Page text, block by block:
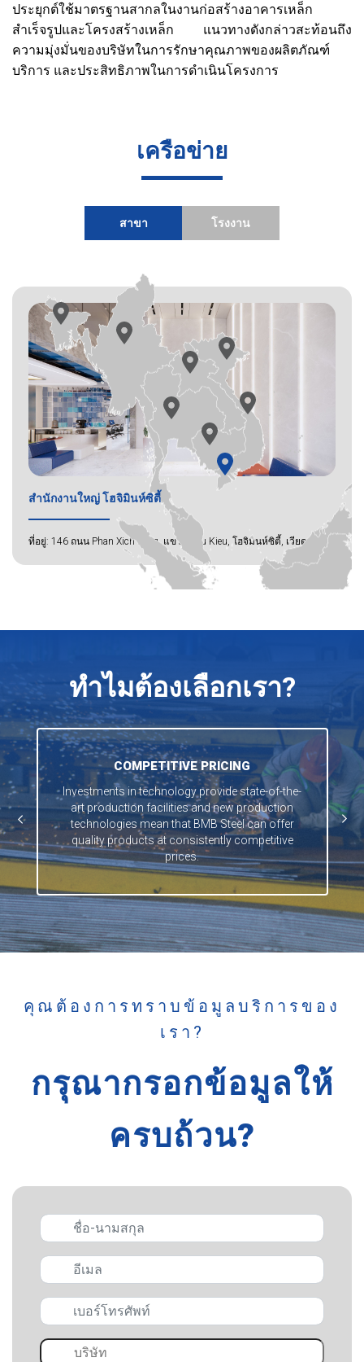
ประยุกต์ใช้มาตรฐานสากลในงานก่อสร้างอาคารเหล็ก
สำเร็จรูปและโครงสร้างเหล็ก แนวทางดังกล่าวสะท้อนถึง
ความมุ่งมั่นของบริษัทในการรักษาคุณภาพของผลิตภัณฑ์
บริการ และประสิทธิภาพในการดำเนินโครงการ
เครือข่าย
สาขา โรงงาน
สำนักงานใหญ่ โฮจิมินห์ซิตี้
ที่อยู่: 146 ถนน Phan Xich Long, แขวง Cau Kieu, โฮจิมินห์ซิตี้, เวียดนาม
ทำไมต้องเลือกเรา?
COMPETITIVE PRICING
Investments in technology provide state-of-the-
art production facilities and new production
technologies mean that BMB Steel can offer
quality products at consistently competitive
prices.
คุณต้องการทราบข้อมูลบริการของ
เรา?
กรุณากรอกข้อมูลให้
ครบถ้วน?